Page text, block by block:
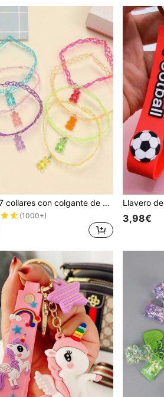
Set de 7 collares con colgante de oso para niños, de resina multicolor
(1000+) 3,98€